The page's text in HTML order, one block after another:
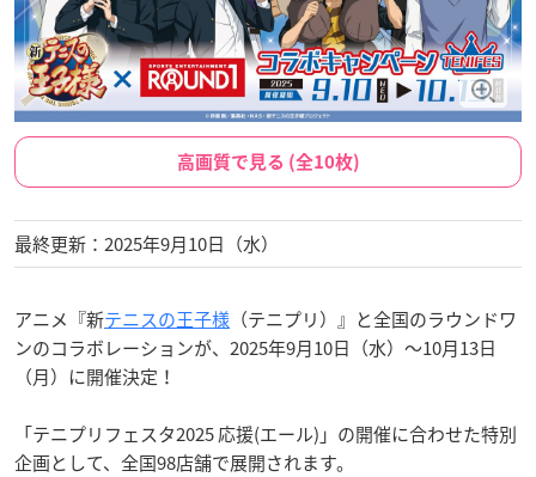
高画質で見る (全10枚)
最終更新：2025年9月10日（水）
アニメ『新テニスの王子様 （テニプリ）』と全国のラウンドワ
ンのコラボレーションが、2025年9月10日（水）〜10月13日
（月）に開催決定！
「テニプリフェスタ2025 応援(エール)」の開催に合わせた特別
企画として、全国98店舗で展開されます。